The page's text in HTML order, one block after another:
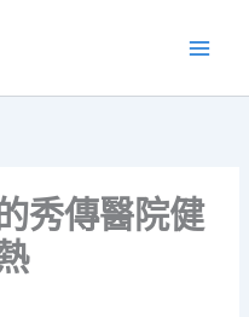
秀傳醫院健